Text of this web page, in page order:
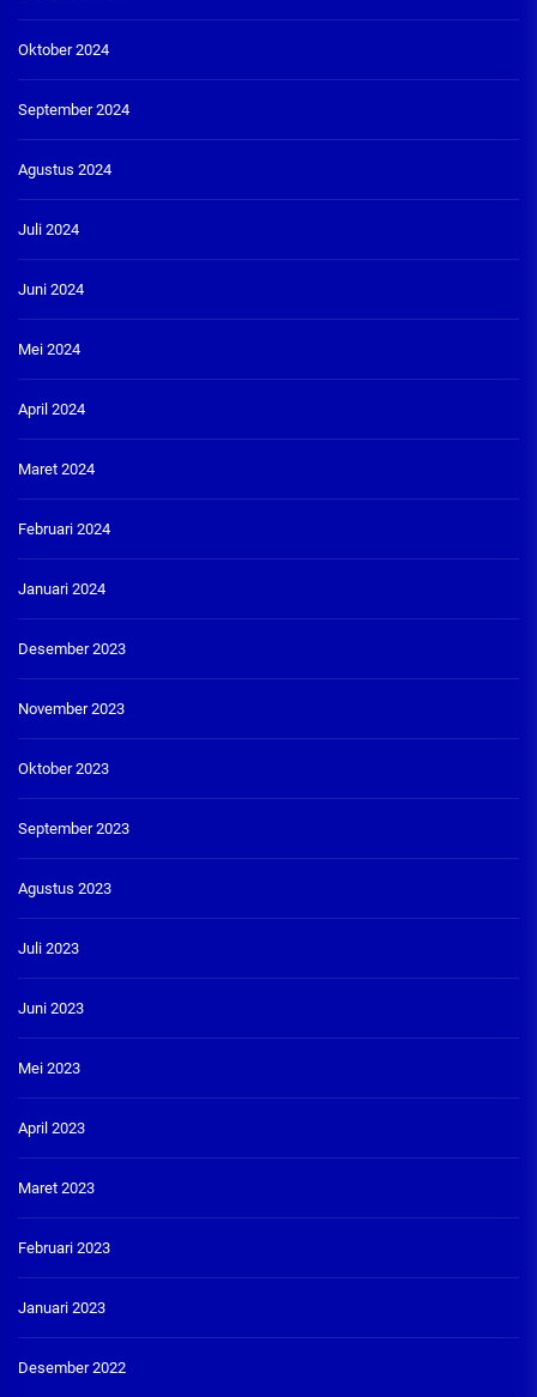
Oktober 2024
September 2024
Agustus 2024
Juli 2024
Juni 2024
Mei 2024
April 2024
Maret 2024
Februari 2024
Januari 2024
Desember 2023
November 2023
Oktober 2023
September 2023
Agustus 2023
Juli 2023
Juni 2023
Mei 2023
April 2023
Maret 2023
Februari 2023
Januari 2023
Desember 2022